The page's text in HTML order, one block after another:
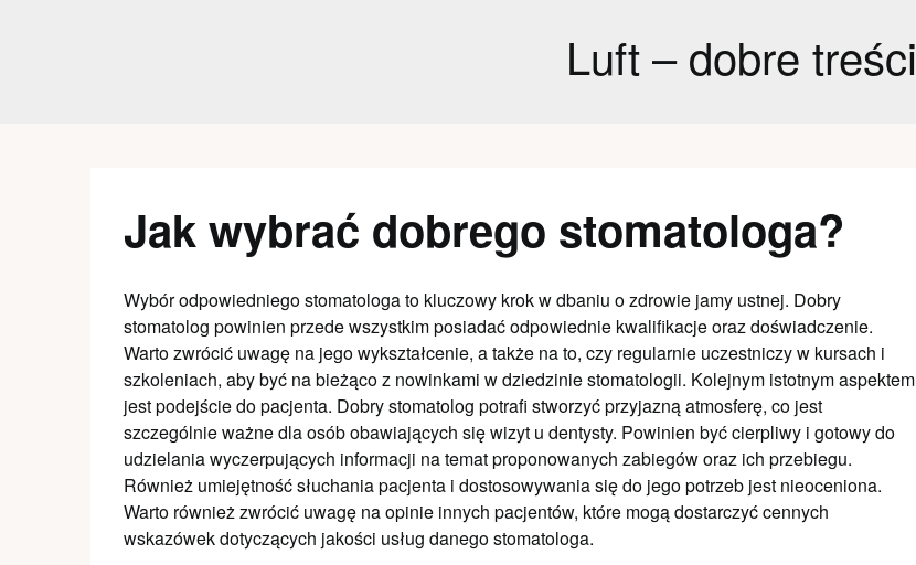
Luft – dobre treści
Jak wybrać dobrego stomatologa?
Wybór odpowiedniego stomatologa to kluczowy krok w dbaniu o zdrowie jamy ustnej. Dobry
stomatolog powinien przede wszystkim posiadać odpowiednie kwalifikacje oraz doświadczenie.
Warto zwrócić uwagę na jego wykształcenie, a także na to, czy regularnie uczestniczy w kursach i
szkoleniach, aby być na bieżąco z nowinkami w dziedzinie stomatologii. Kolejnym istotnym aspektem
jest podejście do pacjenta. Dobry stomatolog potrafi stworzyć przyjazną atmosferę, co jest
szczególnie ważne dla osób obawiających się wizyt u dentysty. Powinien być cierpliwy i gotowy do
udzielania wyczerpujących informacji na temat proponowanych zabiegów oraz ich przebiegu.
Również umiejętność słuchania pacjenta i dostosowywania się do jego potrzeb jest nieoceniona.
Warto również zwrócić uwagę na opinie innych pacjentów, które mogą dostarczyć cennych
wskazówek dotyczących jakości usług danego stomatologa.